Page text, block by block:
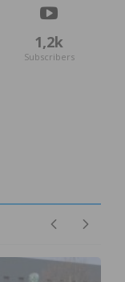
1,2k
Subscribers